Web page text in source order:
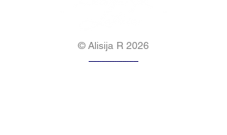
© Alisija R 2026